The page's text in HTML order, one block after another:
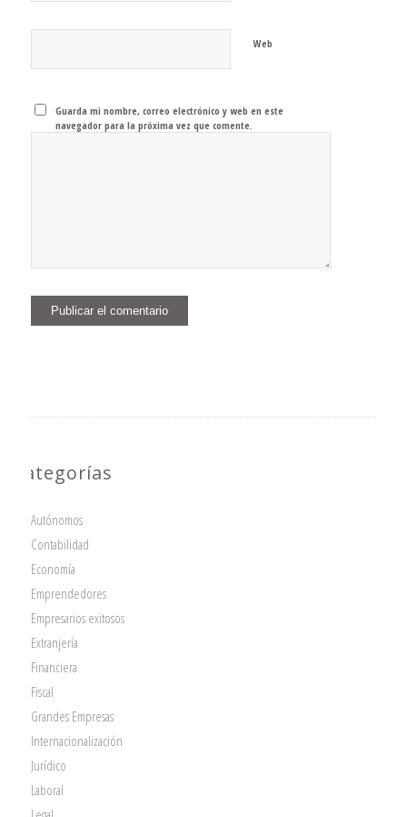
Web
Guarda mi nombre, correo electrónico y web en este
navegador para la próxima vez que comente.
Categorías
Autónomos
Contabilidad
Economía
Emprendedores
Empresarios exitosos
Extranjería
Financiera
Fiscal
Grandes Empresas
Internacionalización
Jurídico
Laboral